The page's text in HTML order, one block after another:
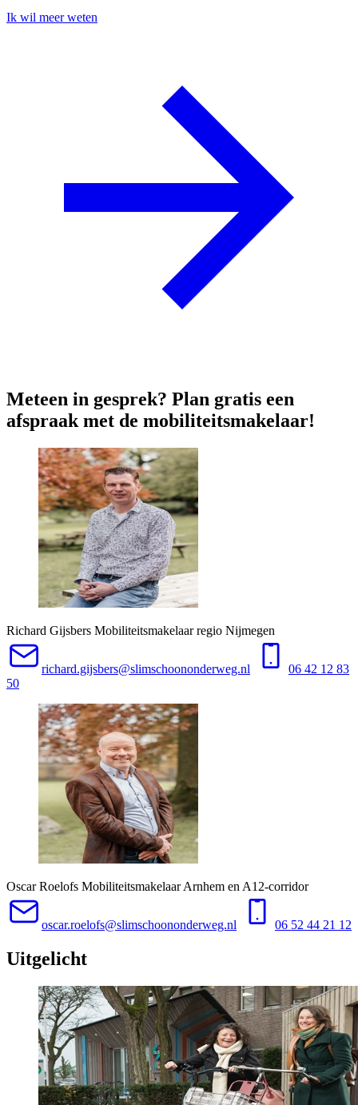
Ik wil meer weten
Meteen in gesprek? Plan gratis een
afspraak met de mobiliteitsmakelaar!
Richard Gijsbers Mobiliteitsmakelaar regio Nijmegen
richard.gijsbers@slimschoononderweg.nl
06 42 12 83
50
Oscar Roelofs Mobiliteitsmakelaar Arnhem en A12-corridor
oscar.roelofs@slimschoononderweg.nl 06 52 44 21 12
Uitgelicht